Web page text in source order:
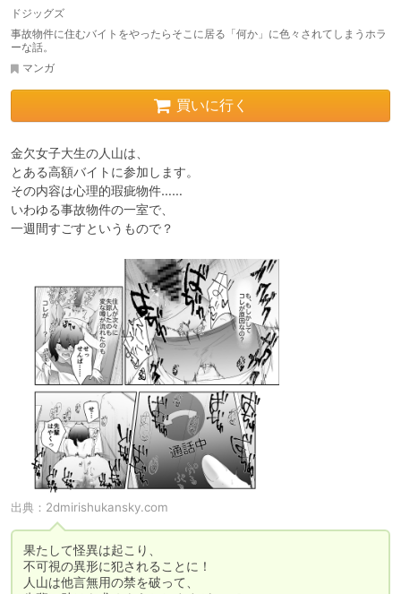
ドジッグズ
事故物件に住むバイトをやったらそこに居る「何か」に色々されてしまうホラ
ーな話。
マンガ
買いに行く
金欠女子大生の人山は、
とある高額バイトに参加します。
その内容は心理的瑕疵物件……
いわゆる事故物件の一室で、
一週間すごすというもので？
出典： 2dmirishukansky.com
果たして怪異は起こり、
不可視の異形に犯されることに！
人山は他言無用の禁を破って、